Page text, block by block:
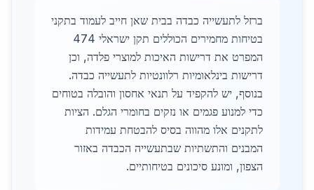
ברזל לתעשייה כבדה בבית שאן חייב לעמוד בתקני
בטיחות מחמירים הכוללים תקן ישראלי 474
המפרט את דרישות האיכות למוצרי פלדה, וכן
דרישות בינלאומיות רלוונטיות לתעשייה כבדה.
בנוסף, יש להקפיד על תנאי אחסון והובלה בטוחים
כדי למנוע פגמים או נזקים בחומרי הגלם. הציות
לתקנים אלו מהווה בסיס להבטחת עמידות
המבנים והתשתיות שבתעשייה הכבדה באזור
הצפון, ומונע סיכונים בטיחותיים.